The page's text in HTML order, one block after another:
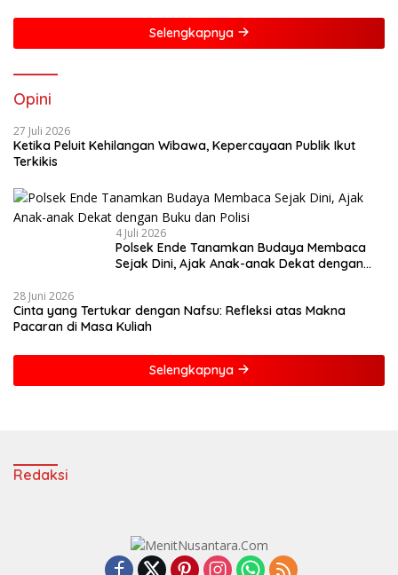
Selengkapnya
Opini
27 Juli 2026
Ketika Peluit Kehilangan Wibawa, Kepercayaan Publik Ikut
Terkikis
4 Juli 2026
Polsek Ende Tanamkan Budaya Membaca
Sejak Dini, Ajak Anak-anak Dekat dengan
28 Juni 2026
Cinta yang Tertukar dengan Nafsu: Refleksi atas Makna
Pacaran di Masa Kuliah
Selengkapnya
Redaksi